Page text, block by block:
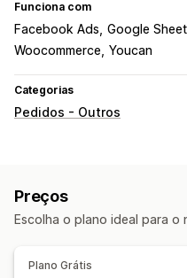
Funciona com
Facebook Ads Google
Woocommerce Youcan
Categorias
Pedidos - Outros
Preços
Escolha o plano ideal para o
Plano Grátis